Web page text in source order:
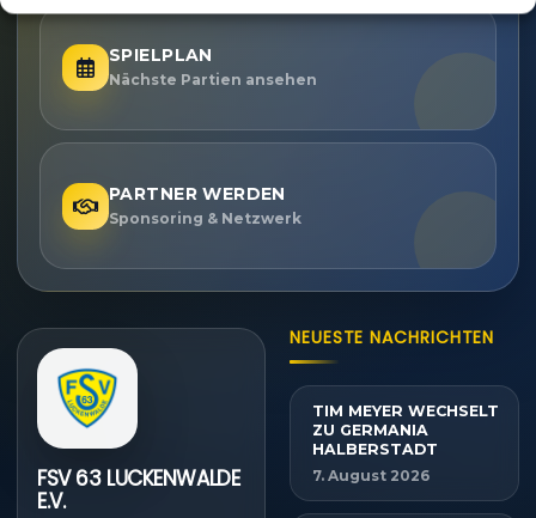
SPIELPLAN
Nächste Partien ansehen
PARTNER WERDEN
Sponsoring & Netzwerk
FSV 63 LUCKENWALDE
E.V.
NEUESTE NACHRICHTEN
TIM MEYER WECHSELT
ZU GERMANIA
HALBERSTADT
7. August 2026